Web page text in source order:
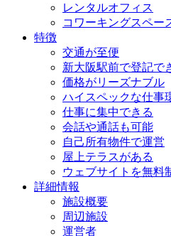
レンタルオフィス
コワーキングスペー
特徴
交通が至便
新大阪駅前で登記で
価格がリーズナブル
ハイスペックな仕事
仕事に集中できる
会話や通話も可能
自己所有物件で運営
屋上テラスがある
ウェブサイトを無料
詳細情報
施設概要
周辺施設
運営者